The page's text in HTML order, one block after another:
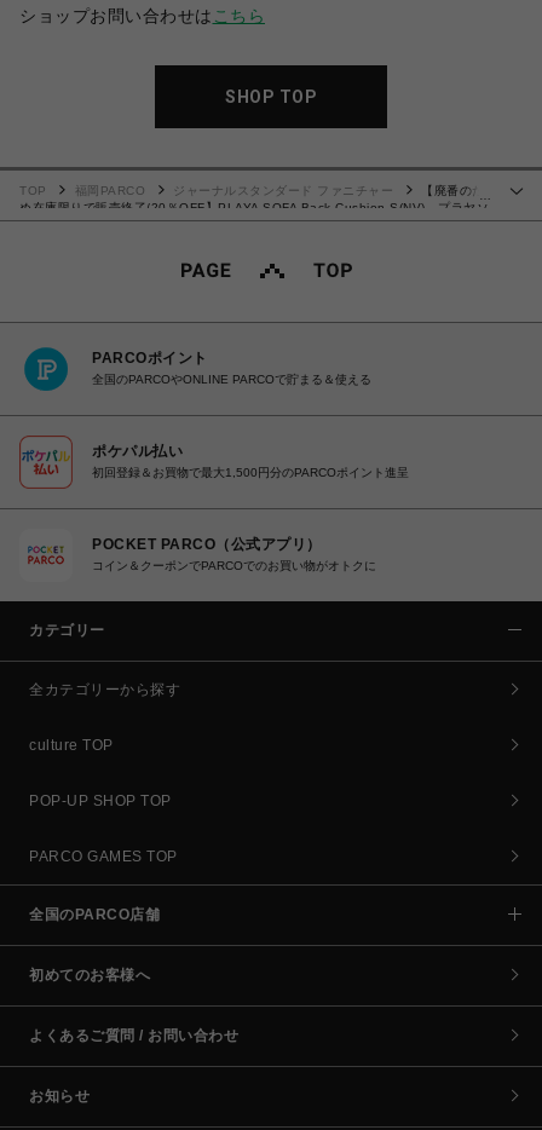
ショップお問い合わせは こちら
SHOP TOP
TOP 福岡PARCO ジャーナルスタンダード ファニチャー
【廃番のた
め在庫限りで販売終了/20％OFF】PLAYA SOFA Back Cushion S(NV) プラヤソ
ファ 背クッション ネイビー 700
PARCOポイント
全国のPARCOやONLINE PARCOで貯まる＆使える
ポケパル払い
初回登録＆お買物で最大1,500円分のPARCOポイント進呈
POCKET PARCO（公式アプリ）
コイン＆クーポンでPARCOでのお買い物がオトクに
カテゴリー
全カテゴリーから探す
culture TOP
POP-UP SHOP TOP
PARCO GAMES TOP
全国のPARCO店舗
初めてのお客様へ
よくあるご質問 / お問い合わせ
お知らせ